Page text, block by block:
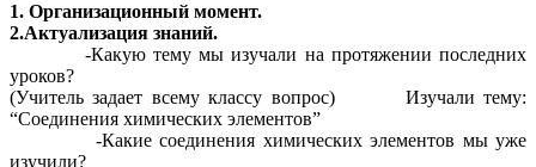
1. Организационный момент.
2.Актуализация знаний.
-Какую тему мы изучали на протяжении последних
уроков?
(Учитель задает всему классу вопрос) Изучали тему:
“Соединения химических элементов”
-Какие соединения химических элементов мы уже
изучили?